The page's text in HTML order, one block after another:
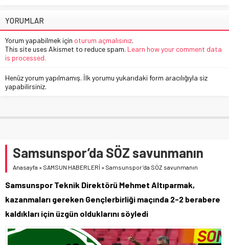
YORUMLAR
Yorum yapabilmek için oturum açmalısınız.
This site uses Akismet to reduce spam. Learn how your comment data
is processed.
Henüz yorum yapılmamış. İlk yorumu yukarıdaki form aracılığıyla siz
yapabilirsiniz.
Samsunspor’da SÖZ savunmanın
Anasayfa » SAMSUN HABERLERİ » Samsunspor’da SÖZ savunmanın
Samsunspor Teknik Direktörü Mehmet Altıparmak,
kazanmaları gereken Gençlerbirliği maçında 2-2 berabere
kaldıkları için üzgün olduklarını söyledi